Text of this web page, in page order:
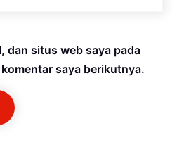
dan situs web saya pada
saya berikutnya.